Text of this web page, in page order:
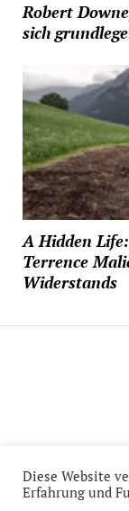
Robert
sich
A Hidden
Terrence
Widerstands
Diese Website
Erfahrung und